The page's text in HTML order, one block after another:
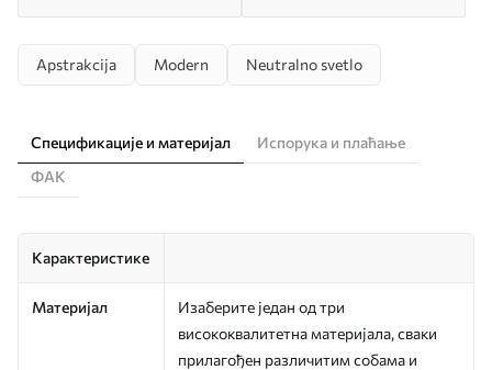
Apstrakcija Modern Neutralno svetlo
Спецификације и материјал
Испорука и плаћање
ФАК
Карактеристике
Материјал
Изаберите један од три
висококвалитетна материјала, сваки
прилагођен различитим собама и